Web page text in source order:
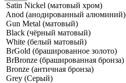
Satin Nickel (матовый хром)
Anod (анодированный алюминий)
Gun Metal (матовый)
Black (чёрный матовый)
White (белый матовый)
BrGold (брашированное золото)
BrBronze (брашированная бронза)
Bronze (античная бронза)
Grey (Серый)